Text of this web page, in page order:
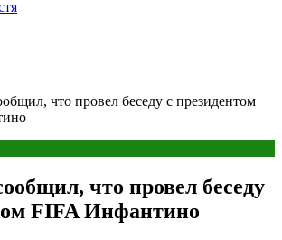
что провел беседу с президентом
что провел беседу
FIFA Инфантино